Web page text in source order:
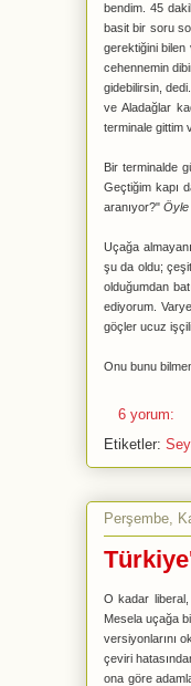
bendim. 45
basit bir soru
gerektiğini
cehennemin
gidebilirsin,
ve Aladağlar
terminale gittim
Bir terminalde
Geçtiğim kapı
aranıyor?" Öyle
Uçağa
şu da oldu;
olduğumdan
ediyorum.
göçler ucuz
Onu bunu
6 yorum:
Etiketler:
Perşembe,
O kadar
Mesela uçağa
versiyonlarını
çeviri
ona göre